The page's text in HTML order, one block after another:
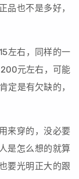
品也不是多好，
左右，同样的一
元左右，可能
定是有欠缺的，
来穿的，没必要
是怎么想的就算
要光明正大的跟